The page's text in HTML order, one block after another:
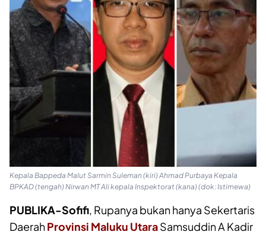
Kepala Bappeda Malut Sarmin Suleman (kiri) Ahmad Purbaya Kepala
BPKAD (tengah) Nirwan MT Ali kepala Inspektorat (kana) (dok: Istimewa)
PUBLIKA-Sofifi, Rupanya bukan hanya Sekertaris
DaerahProvinsi Maluku UtaraSamsuddin A Kadir